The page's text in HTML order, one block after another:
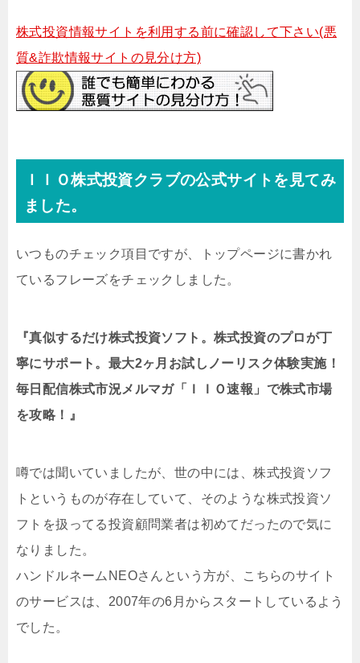
株式投資情報サイトを利用する前に確認して下さい(悪
質&詐欺情報サイトの見分け方)
ＩＩＯ株式投資クラブの公式サイトを見てみ
ました。
いつものチェック項目ですが、トップページに書かれ
ているフレーズをチェックしました。
『真似するだけ株式投資ソフト。株式投資のプロが丁
寧にサポート。最大2ヶ月お試しノーリスク体験実施！
毎日配信株式市況メルマガ「ＩＩＯ速報」で株式市場
を攻略！』
噂では聞いていましたが、世の中には、株式投資ソフ
トというものが存在していて、そのような株式投資ソ
フトを扱ってる投資顧問業者は初めてだったので気に
なりました。
ハンドルネームNEOさんという方が、こちらのサイト
のサービスは、2007年の6月からスタートしているよう
でした。